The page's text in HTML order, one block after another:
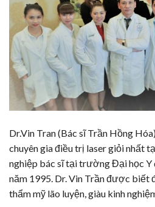
Dr.Vin Tran (Bác sĩ Trần Hồng
chuyên gia điều trị laser giỏi nhất
nghiệp bác sĩ tại trường Đại học
năm 1995. Dr. Vin Trần được biết
thẩm mỹ lão luyện, giàu kinh